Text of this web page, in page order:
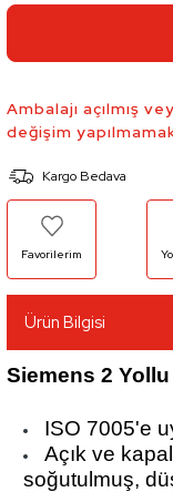
Ambalajı açılmış
değişim
Kargo Bedava
Ürün Bilgisi
Siemens 2 Yollu
ISO 7005'e
Açık ve
soğutulmuş,